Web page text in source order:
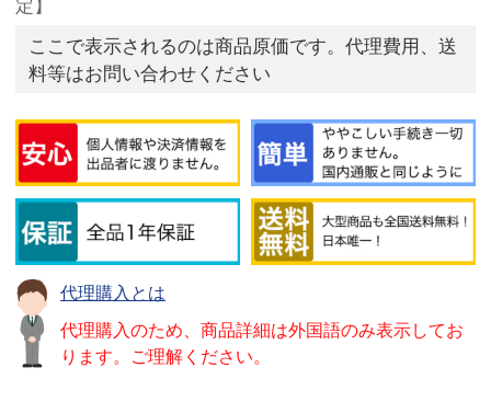
ここで表示されるのは商品原価です。代理費用、送
料等はお問い合わせください
代理購入とは
代理購入のため、商品詳細は外国語のみ表示してお
ります。ご理解ください。